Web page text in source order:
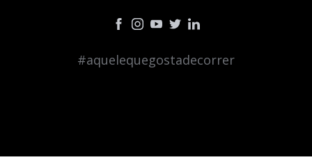
#aquelequegostadecorrer